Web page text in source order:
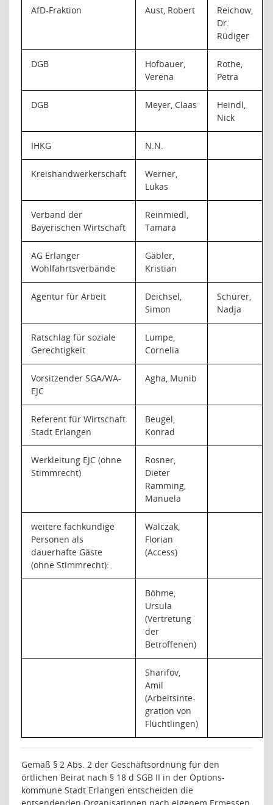
AfD-Fraktion Aust, Robert
Reichow,
Dr.
Rüdiger
DGB
Hofbauer,
Verena
Rothe,
Petra
DGB Meyer, Claas
Heindl,
Nick
IHKG N.N.
Kreishandwerkerschaft
Werner,
Lukas
Verband der
Bayerischen Wirtschaft
Reinmiedl,
Tamara
AG Erlanger
Wohlfahrtsverbände
Gäbler,
Kristian
Agentur für Arbeit
Deichsel,
Simon
Schürer,
Nadja
Ratschlag für soziale
Gerechtigkeit
Lumpe,
Cornelia
Vorsitzender SGA/WA-
EJC
Agha, Munib
Referent für Wirtschaft
Stadt Erlangen
Beugel,
Konrad
Werkleitung EJC (ohne
Stimmrecht)
Rosner,
Dieter
Ramming,
Manuela
weitere fachkundige
Personen als
dauerhafte Gäste
(ohne Stimmrecht):
Walczak,
Florian
(Access)
Böhme,
Ursula
(Vertretung
der
Betroffenen)
Sharifov,
Amil
(Arbeitsinte-
gration von
Flüchtlingen)
Gemäß § 2 Abs. 2 der Geschäftsordnung für den
örtlichen Beirat nach § 18 d SGB II in der Options-
kommune Stadt Erlangen entscheiden die